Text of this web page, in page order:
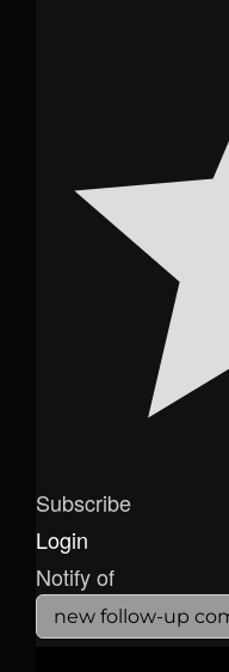
Subscribe
Login
Notify of